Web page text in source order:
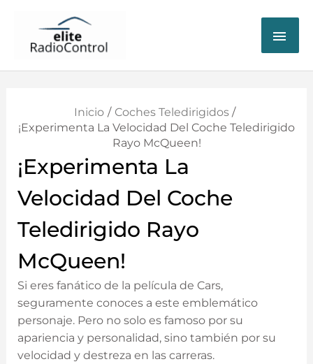
Inicio
Coches Teledirigidos
¡Experimenta La Velocidad Del Coche Teledirigido
Rayo McQueen!
¡Experimenta La
Velocidad Del Coche
Teledirigido Rayo
McQueen!
Si eres⁢ fanático de la película de Cars,
seguramente conoces a este emblemático
‌personaje. Pero no solo es‌ famoso por su
apariencia y personalidad, sino también por su
velocidad y ⁤destreza en las carreras.